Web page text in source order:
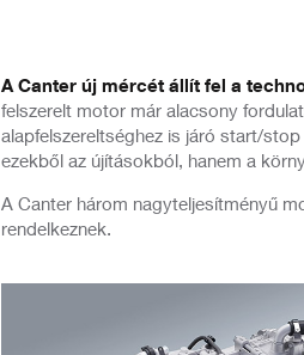
A Canter új mércét állít fel a
felszerelt motor már alacsony
alapfelszereltséghez is járó start/
ezekből az újításokból, hanem a
A Canter három nagyteljesítményű
rendelkeznek.